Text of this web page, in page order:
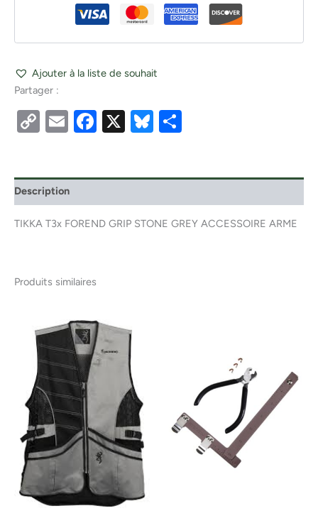
Ajouter à la liste de souhait
Partager :
CopyEmailFacebook
X Bluesky
Description
TIKKA T3x FOREND GRIP STONE GREY ACCESSOIRE ARME
Produits similaires
options
peuvent
être
choisies
sur
la